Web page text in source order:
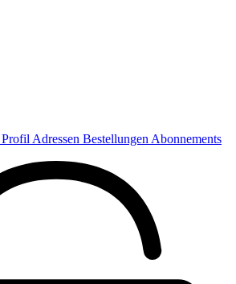
Profil Adressen Bestellungen Abonnements